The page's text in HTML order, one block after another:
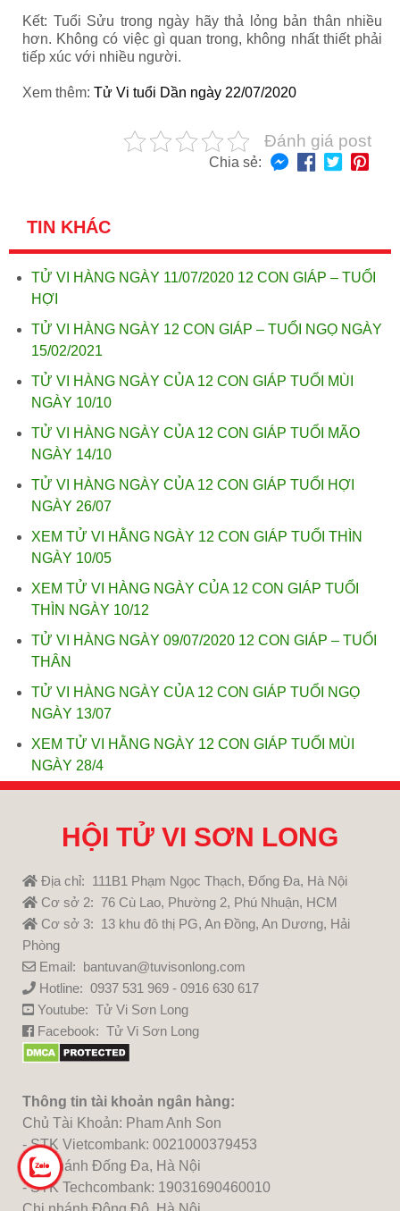
Kết: Tuổi Sửu trong ngày hãy thả lỏng bản thân nhiều
hơn. Không có việc gì quan trong, không nhất thiết phải
tiếp xúc với nhiều người.
Xem thêm: Tử Vi tuổi Dần ngày 22/07/2020
Đánh giá post
Chia sẻ:
TIN KHÁC
TỬ VI HÀNG NGÀY 11/07/2020 12 CON GIÁP – TUỔI
HỢI
TỬ VI HÀNG NGÀY 12 CON GIÁP – TUỔI NGỌ NGÀY
15/02/2021
TỬ VI HÀNG NGÀY CỦA 12 CON GIÁP TUỔI MÙI
NGÀY 10/10
TỬ VI HÀNG NGÀY CỦA 12 CON GIÁP TUỔI MÃO
NGÀY 14/10
TỬ VI HÀNG NGÀY CỦA 12 CON GIÁP TUỔI HỢI
NGÀY 26/07
XEM TỬ VI HẰNG NGÀY 12 CON GIÁP TUỔI THÌN
NGÀY 10/05
XEM TỬ VI HÀNG NGÀY CỦA 12 CON GIÁP TUỔI
THÌN NGÀY 10/12
TỬ VI HÀNG NGÀY 09/07/2020 12 CON GIÁP – TUỔI
THÂN
TỬ VI HÀNG NGÀY CỦA 12 CON GIÁP TUỔI NGỌ
NGÀY 13/07
XEM TỬ VI HẰNG NGÀY 12 CON GIÁP TUỔI MÙI
NGÀY 28/4
HỘI TỬ VI SƠN LONG
Địa chỉ: 111B1 Phạm Ngọc Thạch, Đống Đa, Hà Nội
Cơ sở 2: 76 Cù Lao, Phường 2, Phú Nhuận, HCM
Cơ sở 3: 13 khu đô thị PG, An Đồng, An Dương, Hải
Phòng
Email: bantuvan@tuvisonlong.com
Hotline: 0937 531 969 - 0916 630 617
Youtube: Tử Vi Sơn Long
Facebook: Tử Vi Sơn Long
Thông tin tài khoản ngân hàng:
Chủ Tài Khoản: Pham Anh Son
- STK Vietcombank: 0021000379453
Chi nhánh Đống Đa, Hà Nội
- STK Techcombank: 19031690460010